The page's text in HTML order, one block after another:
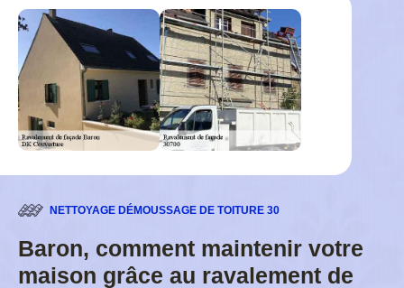
NETTOYAGE DÉMOUSSAGE DE TOITURE 30
Baron, comment maintenir votre
maison grâce au ravalement de